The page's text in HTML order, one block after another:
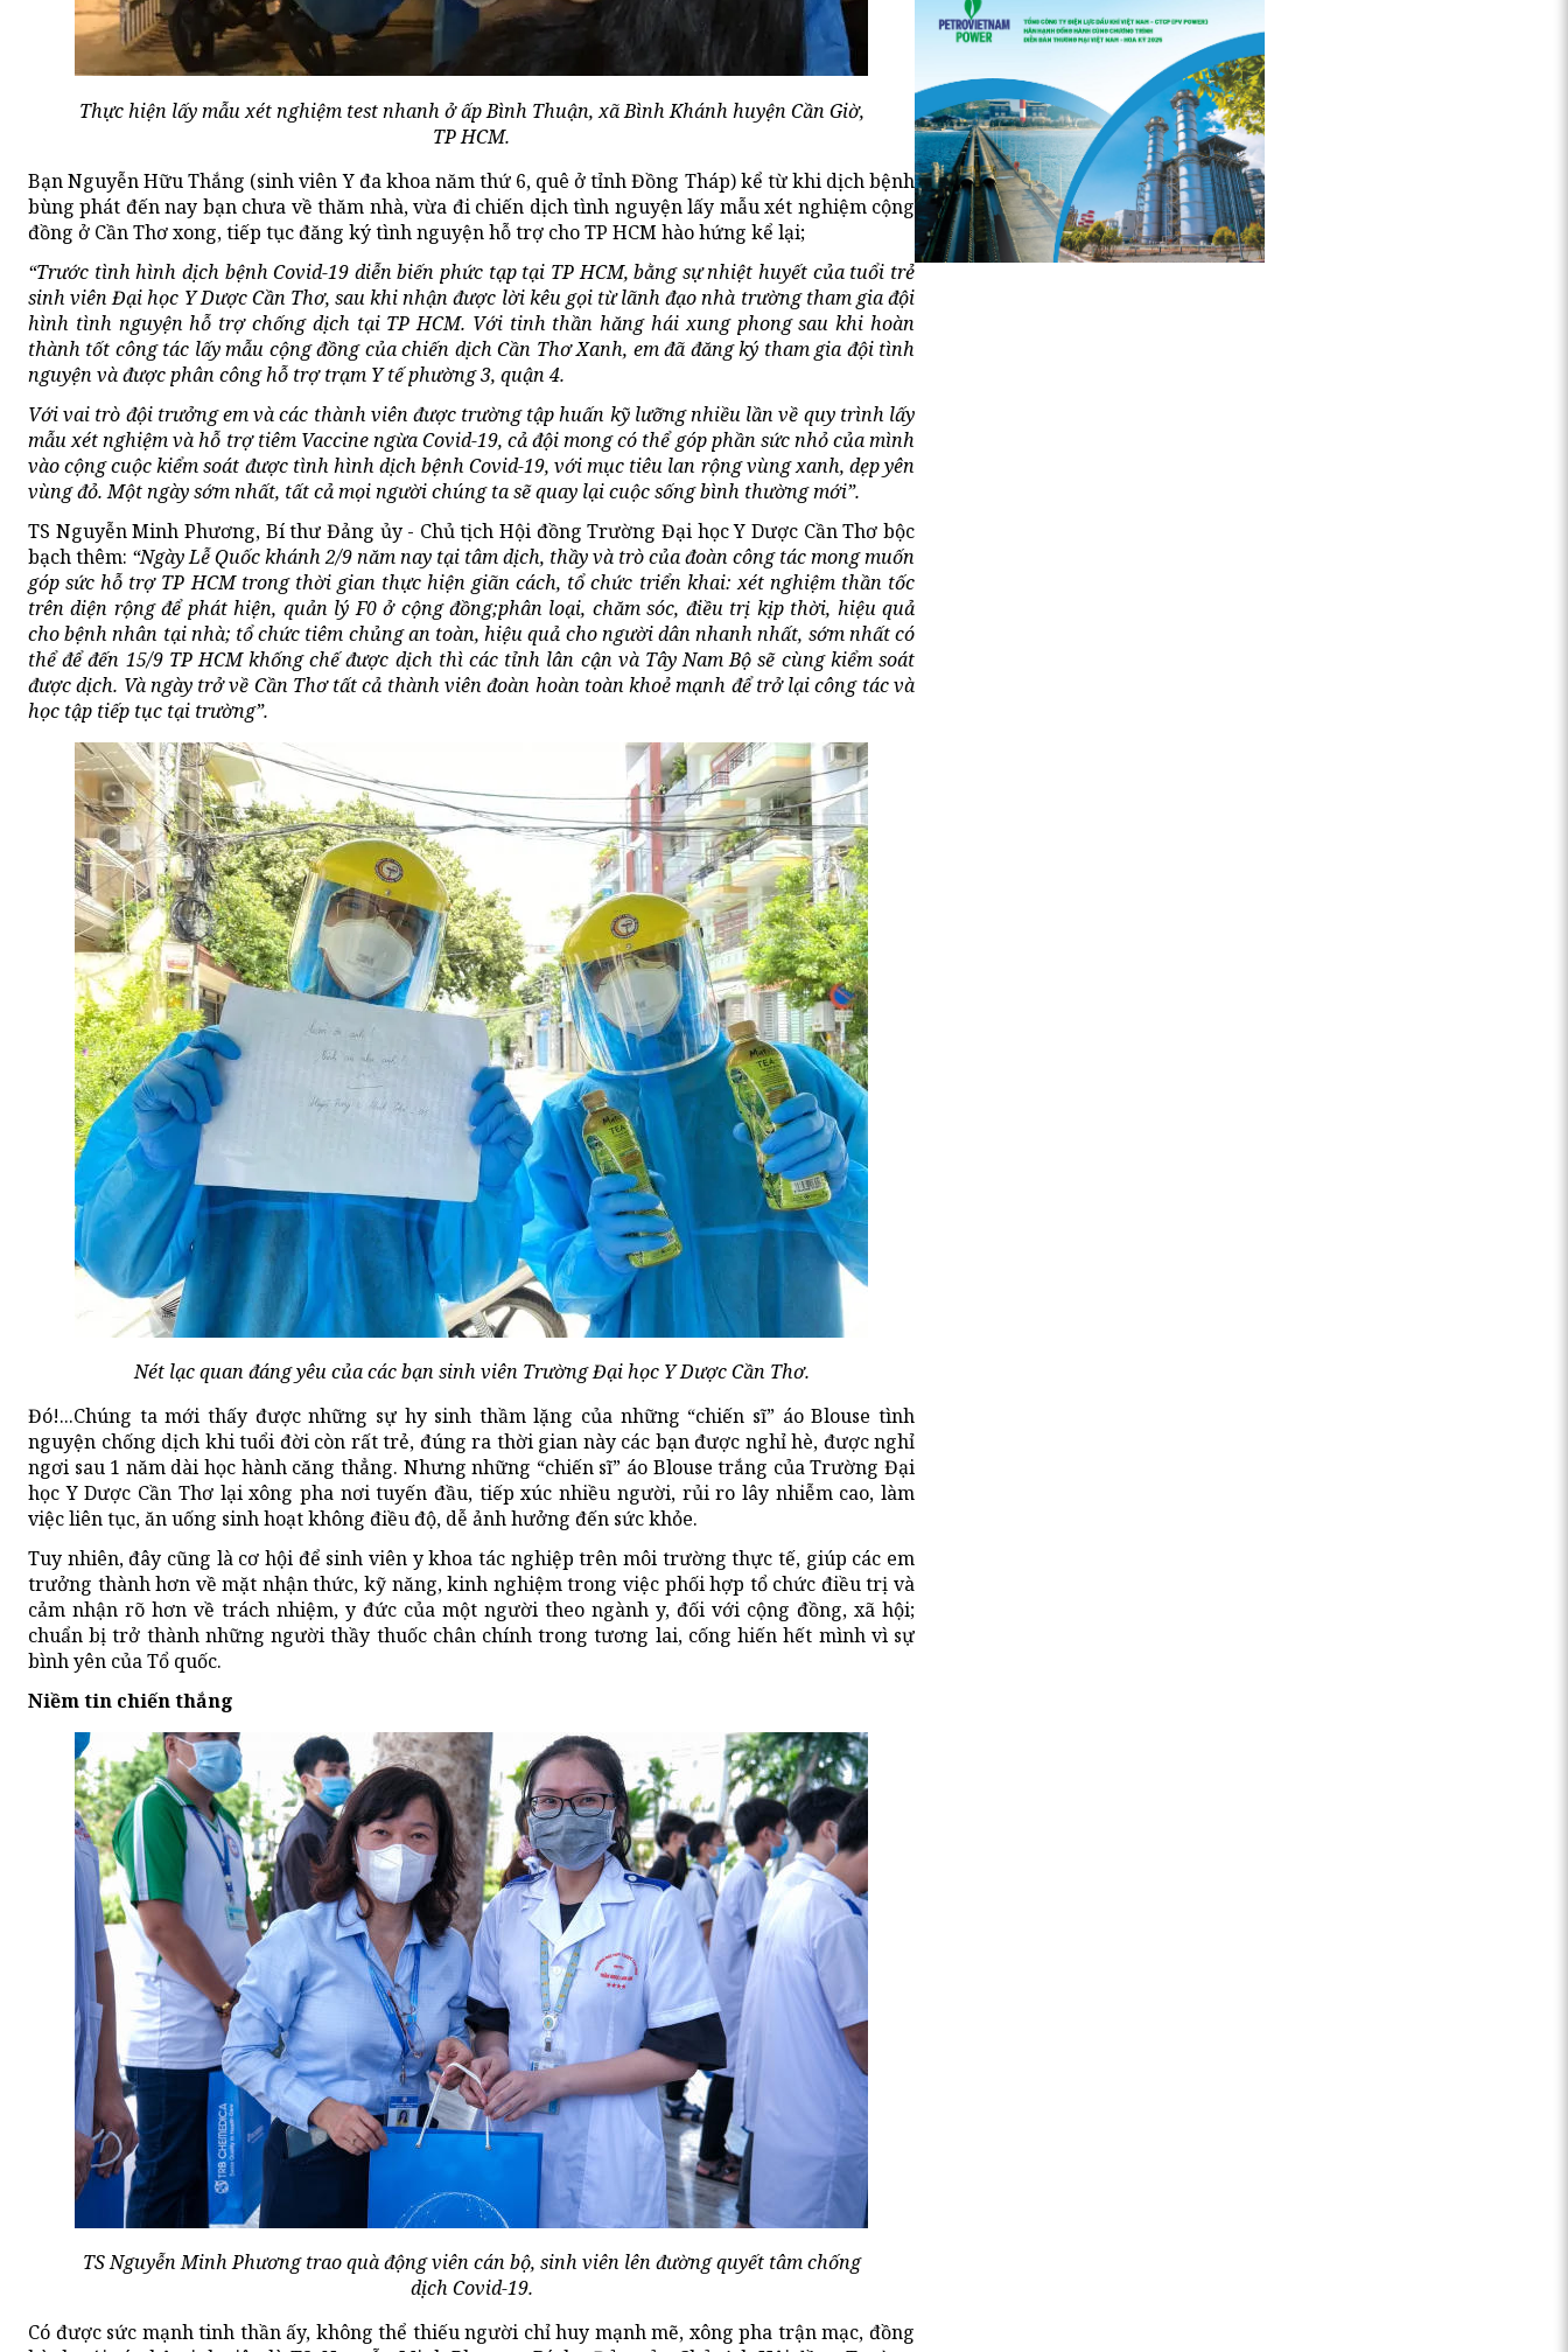
Thực hiện lấy mẫu xét nghiệm test nhanh ở ấp Bình Thuận, xã Bình Khánh huyện Cần Giờ,
TP HCM.
Bạn Nguyễn Hữu Thắng (sinh viên Y đa khoa năm thứ 6, quê ở tỉnh Đồng Tháp) kể từ khi dịch bệnh
bùng phát đến nay bạn chưa về thăm nhà, vừa đi chiến dịch tình nguyện lấy mẫu xét nghiệm cộng
đồng ở Cần Thơ xong, tiếp tục đăng ký tình nguyện hỗ trợ cho TP HCM hào hứng kể lại;
“Trước tình hình dịch bệnh Covid-19 diễn biến phức tạp tại TP HCM, bằng sự nhiệt huyết của tuổi trẻ
sinh viên Đại học Y Dược Cần Thơ, sau khi nhận được lời kêu gọi từ lãnh đạo nhà trường tham gia đội
hình tình nguyện hỗ trợ chống dịch tại TP HCM. Với tinh thần hăng hái xung phong sau khi hoàn
thành tốt công tác lấy mẫu cộng đồng của chiến dịch Cần Thơ Xanh, em đã đăng ký tham gia đội tình
nguyện và được phân công hỗ trợ trạm Y tế phường 3, quận 4.
Với vai trò đội trưởng em và các thành viên được trường tập huấn kỹ lưỡng nhiều lần về quy trình lấy
mẫu xét nghiệm và hỗ trợ tiêm Vaccine ngừa Covid-19, cả đội mong có thể góp phần sức nhỏ của mình
vào cộng cuộc kiểm soát được tình hình dịch bệnh Covid-19, với mục tiêu lan rộng vùng xanh, dẹp yên
vùng đỏ. Một ngày sớm nhất, tất cả mọi người chúng ta sẽ quay lại cuộc sống bình thường mới”.
TS Nguyễn Minh Phương, Bí thư Đảng ủy - Chủ tịch Hội đồng Trường Đại học Y Dược Cần Thơ bộc
bạch thêm: “Ngày Lễ Quốc khánh 2/9 năm nay tại tâm dịch, thầy và trò của đoàn công tác mong muốn
góp sức hỗ trợ TP HCM trong thời gian thực hiện giãn cách, tổ chức triển khai: xét nghiệm thần tốc
trên diện rộng để phát hiện, quản lý F0 ở cộng đồng;phân loại, chăm sóc, điều trị kịp thời, hiệu quả
cho bệnh nhân tại nhà; tổ chức tiêm chủng an toàn, hiệu quả cho người dân nhanh nhất, sớm nhất có
thể để đến 15/9 TP HCM khống chế được dịch thì các tỉnh lân cận và Tây Nam Bộ sẽ cùng kiểm soát
được dịch. Và ngày trở về Cần Thơ tất cả thành viên đoàn hoàn toàn khoẻ mạnh để trở lại công tác và
học tập tiếp tục tại trường”.
Nét lạc quan đáng yêu của các bạn sinh viên Trường Đại học Y Dược Cần Thơ.
Đó!...Chúng ta mới thấy được những sự hy sinh thầm lặng của những “chiến sĩ” áo Blouse tình
nguyện chống dịch khi tuổi đời còn rất trẻ, đúng ra thời gian này các bạn được nghỉ hè, được nghỉ
ngơi sau 1 năm dài học hành căng thẳng. Nhưng những “chiến sĩ” áo Blouse trắng của Trường Đại
học Y Dược Cần Thơ lại xông pha nơi tuyến đầu, tiếp xúc nhiều người, rủi ro lây nhiễm cao, làm
việc liên tục, ăn uống sinh hoạt không điều độ, dễ ảnh hưởng đến sức khỏe.
Tuy nhiên, đây cũng là cơ hội để sinh viên y khoa tác nghiệp trên môi trường thực tế, giúp các em
trưởng thành hơn về mặt nhận thức, kỹ năng, kinh nghiệm trong việc phối hợp tổ chức điều trị và
cảm nhận rõ hơn về trách nhiệm, y đức của một người theo ngành y, đối với cộng đồng, xã hội;
chuẩn bị trở thành những người thầy thuốc chân chính trong tương lai, cống hiến hết mình vì sự
bình yên của Tổ quốc.
Niềm tin chiến thắng
TS Nguyễn Minh Phương trao quà động viên cán bộ, sinh viên lên đường quyết tâm chống
dịch Covid-19.
Có được sức mạnh tinh thần ấy, không thể thiếu người chỉ huy mạnh mẽ, xông pha trận mạc, đồng